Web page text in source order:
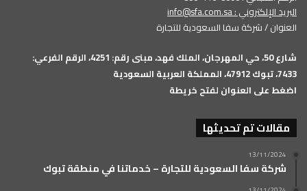
البريد الإلكتروني :info@sfa.com.sa
العنوان / شركة سفا السعودية للتجارة
شارع 50، حي المهرجان، الملك فهد، مبنى رقم: 4251، الرقم الفرعي:
7433، تبوك 47912، المملكة العربية السعودية
اضغط على العنوان لفتح خريطة
مقالات تم تحديثها
13/11/2024
شركة سفا السعودية للتجارة – خدماتنا في منطقة تبوك